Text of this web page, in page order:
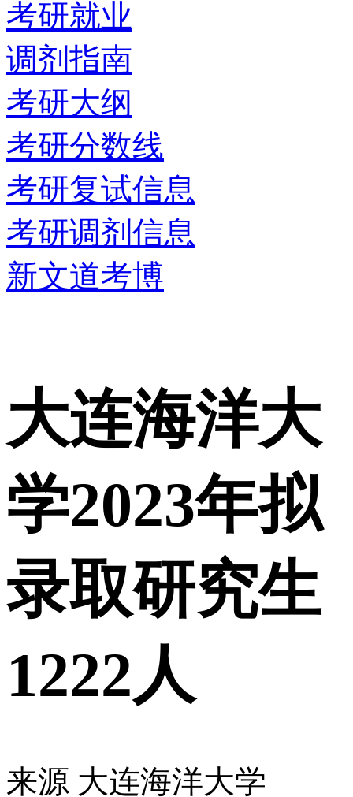
考研就业
调剂指南
考研大纲
考研分数线
考研复试信息
考研调剂信息
新文道考博
大连海洋大
学2023年拟
录取研究生
1222人
来源 大连海洋大学